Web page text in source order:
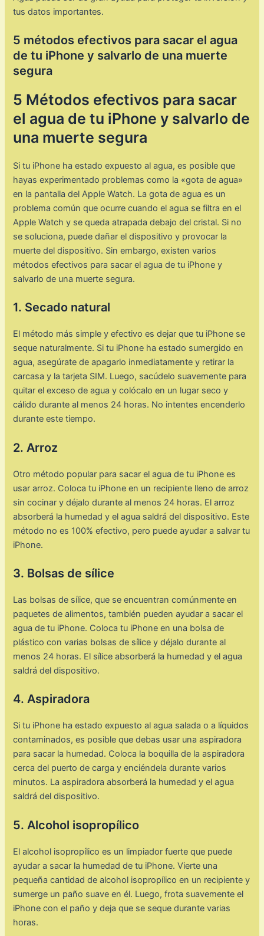
tus datos importantes.
5 métodos efectivos para sacar el agua
de tu iPhone y salvarlo de una muerte
segura
5 Métodos efectivos para sacar
el agua de tu iPhone y salvarlo de
una muerte segura
Si tu iPhone ha estado expuesto al agua, es posible que
hayas experimentado problemas como la «gota de agua»
en la pantalla del Apple Watch. La gota de agua es un
problema común que ocurre cuando el agua se filtra en el
Apple Watch y se queda atrapada debajo del cristal. Si no
se soluciona, puede dañar el dispositivo y provocar la
muerte del dispositivo. Sin embargo, existen varios
métodos efectivos para sacar el agua de tu iPhone y
salvarlo de una muerte segura.
1. Secado natural
El método más simple y efectivo es dejar que tu iPhone se
seque naturalmente. Si tu iPhone ha estado sumergido en
agua, asegúrate de apagarlo inmediatamente y retirar la
carcasa y la tarjeta SIM. Luego, sacúdelo suavemente para
quitar el exceso de agua y colócalo en un lugar seco y
cálido durante al menos 24 horas. No intentes encenderlo
durante este tiempo.
2. Arroz
Otro método popular para sacar el agua de tu iPhone es
usar arroz. Coloca tu iPhone en un recipiente lleno de arroz
sin cocinar y déjalo durante al menos 24 horas. El arroz
absorberá la humedad y el agua saldrá del dispositivo. Este
método no es 100% efectivo, pero puede ayudar a salvar tu
iPhone.
3. Bolsas de sílice
Las bolsas de sílice, que se encuentran comúnmente en
paquetes de alimentos, también pueden ayudar a sacar el
agua de tu iPhone. Coloca tu iPhone en una bolsa de
plástico con varias bolsas de sílice y déjalo durante al
menos 24 horas. El sílice absorberá la humedad y el agua
saldrá del dispositivo.
4. Aspiradora
Si tu iPhone ha estado expuesto al agua salada o a líquidos
contaminados, es posible que debas usar una aspiradora
para sacar la humedad. Coloca la boquilla de la aspiradora
cerca del puerto de carga y enciéndela durante varios
minutos. La aspiradora absorberá la humedad y el agua
saldrá del dispositivo.
5. Alcohol isopropílico
El alcohol isopropílico es un limpiador fuerte que puede
ayudar a sacar la humedad de tu iPhone. Vierte una
pequeña cantidad de alcohol isopropílico en un recipiente y
sumerge un paño suave en él. Luego, frota suavemente el
iPhone con el paño y deja que se seque durante varias
horas.